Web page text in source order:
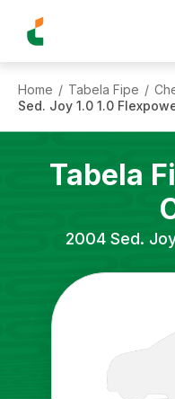
Home / Tabela Fipe /
Sed. Joy 1.0 1.0
Tabela
2004 Sed.